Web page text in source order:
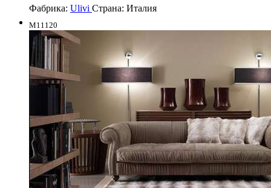
Фабрика: Ulivi Страна: Италия
M11120